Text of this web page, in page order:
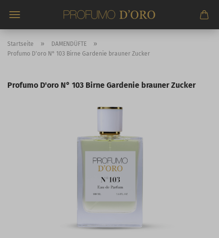
zum
Startseite » DAMENDÜFTE »
Profumo D'oro N° 103 Birne Gardenie brauner Zucker
Profumo D'oro N° 103 Birne Gardenie brauner Zucker